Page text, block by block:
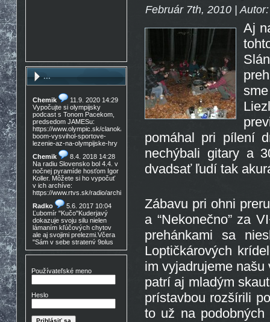
...
Chemik
11.9. 2020 14:29
Vypočujte si olympijsky
podcast s Tonom Pacekom,
predsedom JAMESu:
https://www.olympic.sk/clanok/celosvetovy-
boom-vysvihol-sportove-
lezenie-az-na-olympijske-hry
Chemik
8.4. 2018 14:28
Na radiu Slovensko bol 4.4. v
nočnej pyramíde hosťom Igor
Koller. Môžete si ho vypočuť
v ich archíve:
https://www.rtvs.sk/radio/archiv/11436/902144
Radko
5.6. 2017 10:04
Ľubomír "Kučo"Kuderjavý
dokazuje svoju silu nielen
lámaním kľúčových chytov
ale aj svojimi prelezmi.Včera
"Sám v sebe stratený 9plus
,!Gratulácia!!!
15:30
Nedocenený Prešovský
lezec známy tiež ako Lajoš
Morales predá lezečky, nové
v krabici, nepoužité,
zľava nech nejem 90eur
Používateľské meno
Heslo
Február 7th, 2010 |
Aj
pomáhal pri pílení
nechýbali gitary a
dvadsať ľudí tak
Zábavu pri ohni
a “Nekonečno” za
prehánkami sa
Loptičkárových
im vyjadrujeme
patrí aj mladým
prístavbou rozšírili
to už na